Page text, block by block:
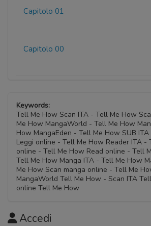
Capitolo 01
Capitolo 00
Keywords:
Tell Me How Scan ITA - Tell Me How
Me How MangaWorld - Tell Me How
How MangaEden - Tell Me How SUB
Leggi online - Tell Me How Reader ITA -
online - Tell Me How Read online - Tell
Tell Me How Manga ITA - Tell Me How
Me How Scan manga online - Tell Me
MangaWorld Tell Me How - Scan ITA
online Tell Me How
Accedi